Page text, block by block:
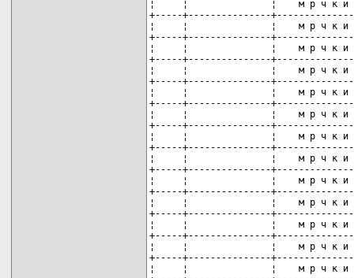
¦     ¦               ¦    м р ч к
+-----+---------------
¦     ¦               ¦    м р ч к
+-----+---------------
¦     ¦               ¦    м р ч к
+-----+---------------
¦     ¦               ¦    м р ч к
+-----+---------------
¦     ¦               ¦    м р ч к
+-----+---------------
¦     ¦               ¦    м р ч к
+-----+---------------
¦     ¦               ¦    м р ч к
+-----+---------------
¦     ¦               ¦    м р ч к
+-----+---------------
¦     ¦               ¦    м р ч к
+-----+---------------
¦     ¦               ¦    м р ч к
+-----+---------------
¦     ¦               ¦    м р ч к
+-----+---------------
¦     ¦               ¦    м р ч к
+-----+---------------
¦     ¦               ¦    м р ч к